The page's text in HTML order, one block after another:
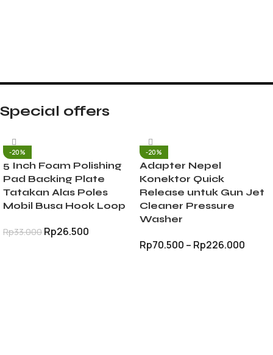
Special offers
-20%
5 Inch Foam Polishing
Pad Backing Plate
Tatakan Alas Poles
Mobil Busa Hook Loop
Rp33.000 Rp26.500
-20%
Adapter Nepel
Konektor Quick
Release untuk Gun Jet
Cleaner Pressure
Washer
Rp70.500 – Rp226.000